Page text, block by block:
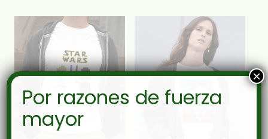
Por razones de fuerza
mayor
×